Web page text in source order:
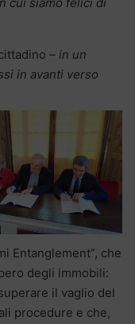
cui siamo felici di
– in un
in avanti verso
Entanglement”, che
degli immobili:
il vaglio del
procedure e che,